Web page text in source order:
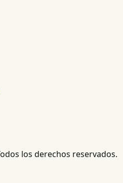
los derechos reservados.